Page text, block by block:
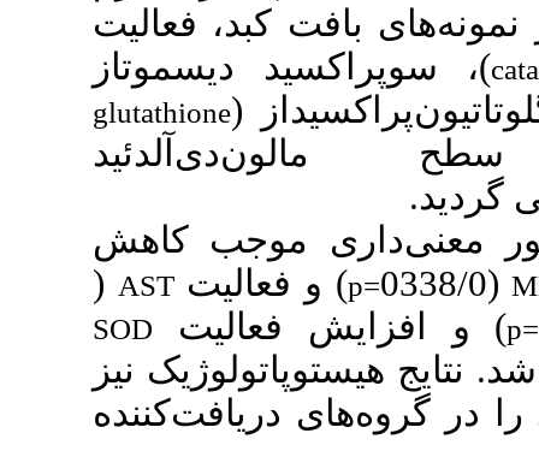
کبد، فعالیت
دیسموتاز
(
glutathione
موجب کاهش
فعالیتAST
(
فعالیتSOD
نیز
دریافت‌کننده